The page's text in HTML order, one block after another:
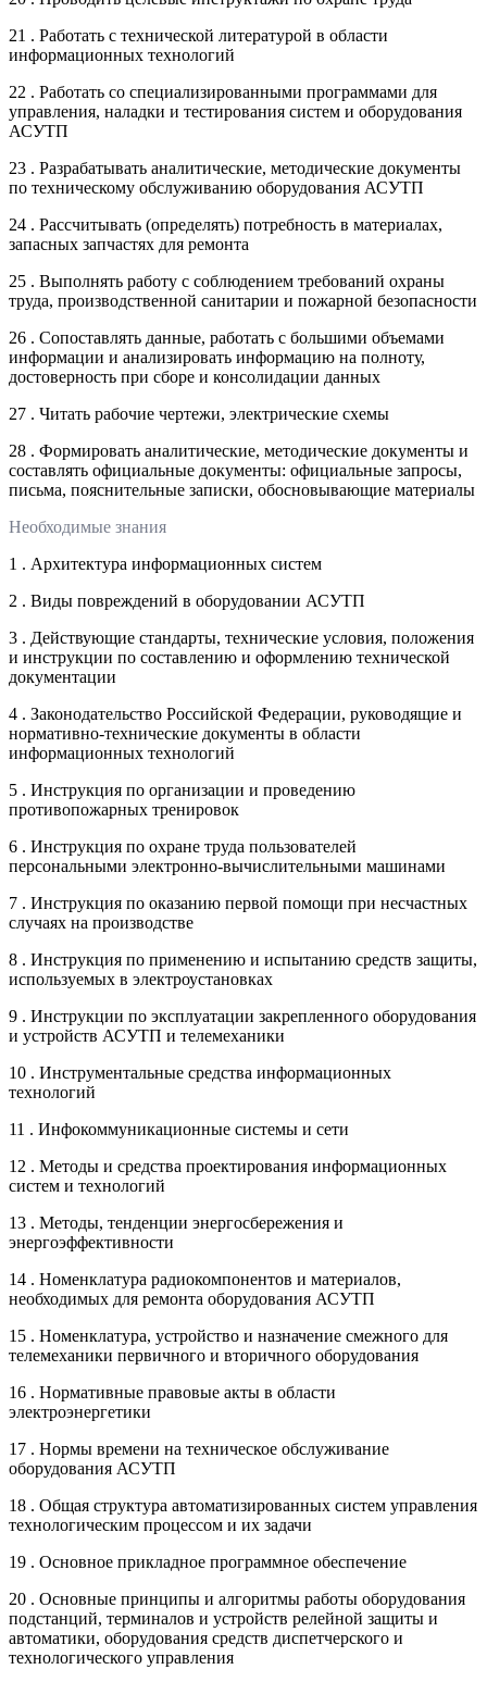
21 . Работать с технической литературой в области
информационных технологий
22 . Работать со специализированными программами для
управления, наладки и тестирования систем и оборудования
АСУТП
23 . Разрабатывать аналитические, методические документы
по техническому обслуживанию оборудования АСУТП
24 . Рассчитывать (определять) потребность в материалах,
запасных запчастях для ремонта
25 . Выполнять работу с соблюдением требований охраны
труда, производственной санитарии и пожарной безопасности
26 . Сопоставлять данные, работать с большими объемами
информации и анализировать информацию на полноту,
достоверность при сборе и консолидации данных
27 . Читать рабочие чертежи, электрические схемы
28 . Формировать аналитические, методические документы и
составлять официальные документы: официальные запросы,
письма, пояснительные записки, обосновывающие материалы
Необходимые знания
1 . Архитектура информационных систем
2 . Виды повреждений в оборудовании АСУТП
3 . Действующие стандарты, технические условия, положения
и инструкции по составлению и оформлению технической
документации
4 . Законодательство Российской Федерации, руководящие и
нормативно-технические документы в области
информационных технологий
5 . Инструкция по организации и проведению
противопожарных тренировок
6 . Инструкция по охране труда пользователей
персональными электронно-вычислительными машинами
7 . Инструкция по оказанию первой помощи при несчастных
случаях на производстве
8 . Инструкция по применению и испытанию средств защиты,
используемых в электроустановках
9 . Инструкции по эксплуатации закрепленного оборудования
и устройств АСУТП и телемеханики
10 . Инструментальные средства информационных
технологий
11 . Инфокоммуникационные системы и сети
12 . Методы и средства проектирования информационных
систем и технологий
13 . Методы, тенденции энергосбережения и
энергоэффективности
14 . Номенклатура радиокомпонентов и материалов,
необходимых для ремонта оборудования АСУТП
15 . Номенклатура, устройство и назначение смежного для
телемеханики первичного и вторичного оборудования
16 . Нормативные правовые акты в области
электроэнергетики
17 . Нормы времени на техническое обслуживание
оборудования АСУТП
18 . Общая структура автоматизированных систем управления
технологическим процессом и их задачи
19 . Основное прикладное программное обеспечение
20 . Основные принципы и алгоритмы работы оборудования
подстанций, терминалов и устройств релейной защиты и
автоматики, оборудования средств диспетчерского и
технологического управления